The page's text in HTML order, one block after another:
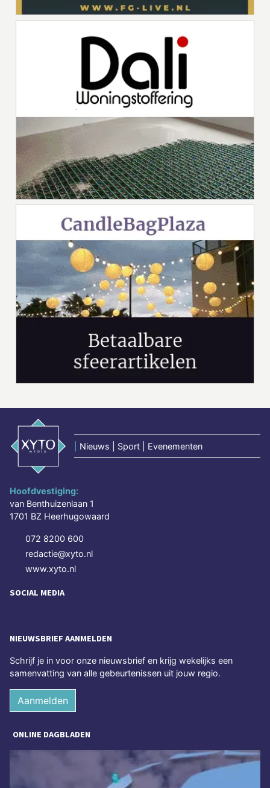
Nieuws | Sport | Evenementen
Hoofdvestiging:
van Benthuizenlaan 1
1701 BZ Heerhugowaard
072 8200 600
redactie@xyto.nl
www.xyto.nl
SOCIAL MEDIA
NIEUWSBRIEF AANMELDEN
Schrijf je in voor onze nieuwsbrief en krijg wekelijks een
samenvatting van alle gebeurtenissen uit jouw regio.
Aanmelden
ONLINE DAGBLADEN